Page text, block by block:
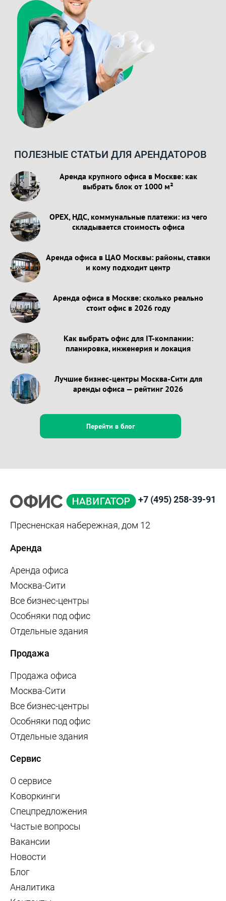
ПОЛЕЗНЫЕ СТАТЬИ ДЛЯ АРЕНДАТОРОВ
Аренда крупного офиса в Москве: как
выбрать блок от 1000 м²
OPEX, НДС, коммунальные платежи: из чего
складывается стоимость офиса
Аренда офиса в ЦАО Москвы: районы, ставки
и кому подходит центр
Аренда офиса в Москве: сколько реально
стоит офис в 2026 году
Как выбрать офис для IT-компании:
планировка, инженерия и локация
Лучшие бизнес-центры Москва-Сити для
аренды офиса — рейтинг 2026
Перейти в блог
+7 (495) 258-39-91
Пресненская набережная, дом 12
Аренда
Аренда офиса
Москва-Сити
Все бизнес-центры
Особняки под офис
Отдельные здания
Продажа
Продажа офиса
Москва-Сити
Все бизнес-центры
Особняки под офис
Отдельные здания
Сервис
О сервисе
Коворкинги
Спецпредложения
Частые вопросы
Вакансии
Новости
Блог
Аналитика